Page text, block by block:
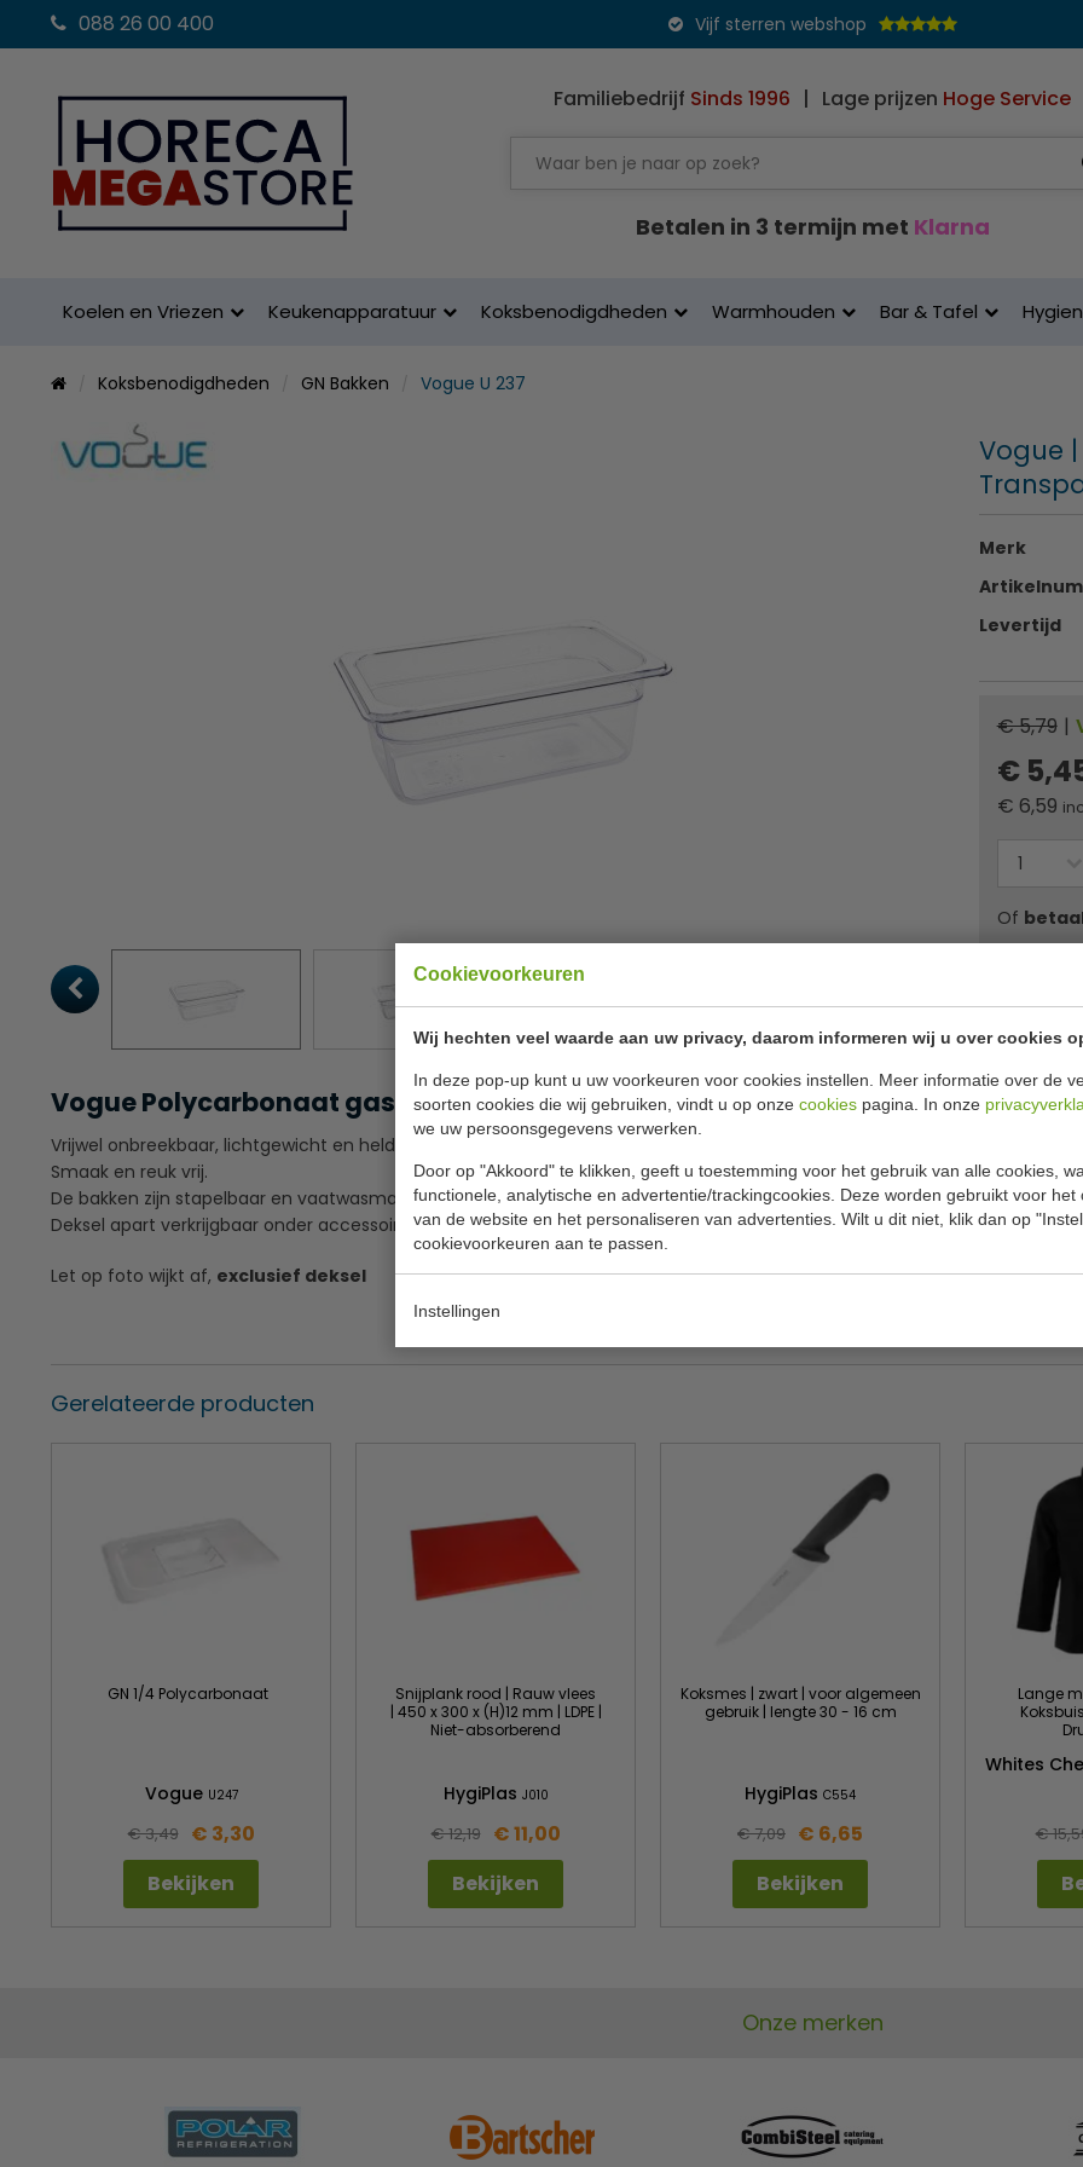
Cookievoorkeuren
Wij hechten veel waarde aan uw privacy, daarom informeren wij u over cookies
In deze pop-up kunt u uw voorkeuren voor cookies instellen. Meer informatie over de
soorten cookies die wij gebruiken, vindt u op onze cookies pagina. In onze
we uw persoonsgegevens verwerken.
Door op "Akkoord" te klikken, geeft u toestemming voor het gebruik van alle cookies,
functionele, analytische en advertentie/trackingcookies. Deze worden gebruikt voor het
van de website en het personaliseren van advertenties. Wilt u dit niet, klik dan op
cookievoorkeuren aan te passen.
Instellingen
088 26 00 400 Vijf sterren webshop
Familiebedrijf Sinds 1996 | Lage prijzen Hoge Service
Betalen in 3 termijn met Klarna
Koelen en Vriezen Keukenapparatuur Koksbenodigdheden Warmhouden Bar & Tafel
Koksbenodigdheden GN Bakken Vogue U 237
Vogue |
Merk
Levertijd
€ 5,79 |
€
€ 6,59
Of
✔ Gratis
Vogue Polycarbonaat gastronorm bak
Vrijwel onbreekbaar, lichtgewicht en heldere polycarbonaat GN bak.
Smaak en reuk vrij.
De bakken zijn stapelbaar en vaatwasmachine bestendig.
Deksel apart verkrijgbaar onder accessoires.
Let op foto wijkt af, exclusief deksel
Diep
GN 1/4
Gerelateerde producten
GN 1/4 Polycarbonaat
Vogue U247
€ 3,49
€ 3,30
Bekijken
Snijplank rood | Rauw vlees
| 450 x 300 x (H)12 mm | LDPE |
Niet-absorberend
HygiPlas J010
€ 12,19
€ 11,00
Bekijken
Koksmes | zwart | voor algemeen
gebruik | lengte 30 - 16 cm
HygiPlas C554
€ 7,09 € 6,65
Bekijken
Lange
Whites
€
Onze merken